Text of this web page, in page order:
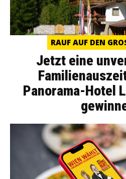
RAUF AUF DEN
Jetzt eine
Panorama-Hotel